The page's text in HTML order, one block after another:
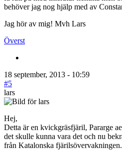
behöver jag nog hjälp med av
Jag hör av mig! Mvh Lars
Överst
18 september, 2013 - 10:59
#5
lars
Hej,
Detta är en kvickgräsfjäril, Pararge
det skulle kunna vara det och nu
från Katalonska fjärilsövervakningen.